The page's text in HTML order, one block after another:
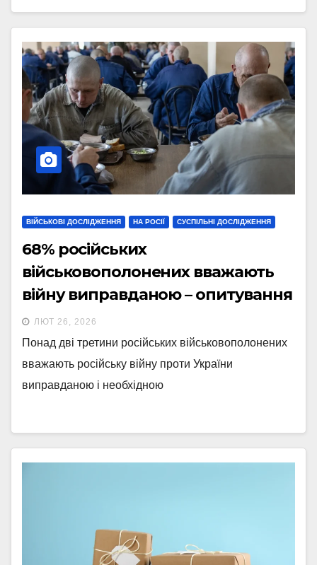
ВІЙСЬКОВІ ДОСЛІДЖЕННЯ НА РОСІЇ СУСПІЛЬНІ ДОСЛІДЖЕННЯ
68% російських
військовополонених вважають
війну виправданою – опитування
ЛЮТ 26, 2026
Понад дві третини російських військовополонених
вважають російську війну проти України
виправданою і необхідною